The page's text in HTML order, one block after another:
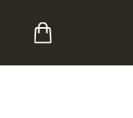
PřihlášeníNákupní